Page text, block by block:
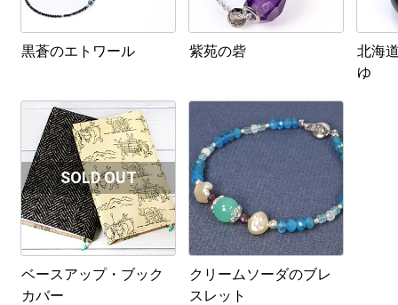
黒蒼のエトワール 紫苑の砦
北海
ゆ
ベースアップ・ブック
カバー
クリームソーダのブレ
スレット